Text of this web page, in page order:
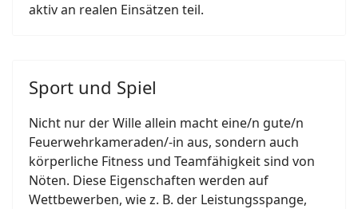
aktiv an realen Einsätzen teil.
Sport und Spiel
Nicht nur der Wille allein macht eine/n gute/n
Feuerwehrkameraden/-in aus, sondern auch
körperliche Fitness und Teamfähigkeit sind von
Nöten. Diese Eigenschaften werden auf
Wettbewerben, wie z. B. der Leistungsspange,